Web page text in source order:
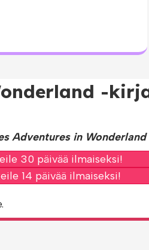
-
Adventures in
30 päivää ilmaiseksi!
14 päivää ilmaiseksi!